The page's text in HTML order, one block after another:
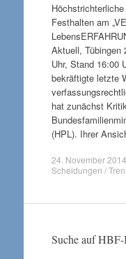
Festhalten am
Aktuell, Tübingen
Uhr, Stand 16:00
bekräftigte letzte
hat zunächst
(HPL). Ihrer
24. November 2014
Scheidungen /
Suche auf HBF-